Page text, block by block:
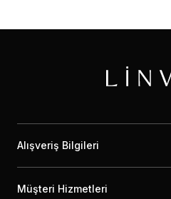
Alışveriş Bilgileri
Müşteri Hizmetleri